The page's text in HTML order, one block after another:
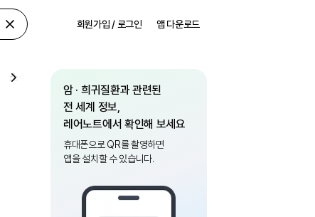
회원가입 / 로그인 앱 다운로드
소식
암 · 희귀질환과 관련된
전 세계 정보,
레어노트에서 확인해 보세요
휴대폰으로 QR를 촬영하면
앱을 설치할 수 있습니다.